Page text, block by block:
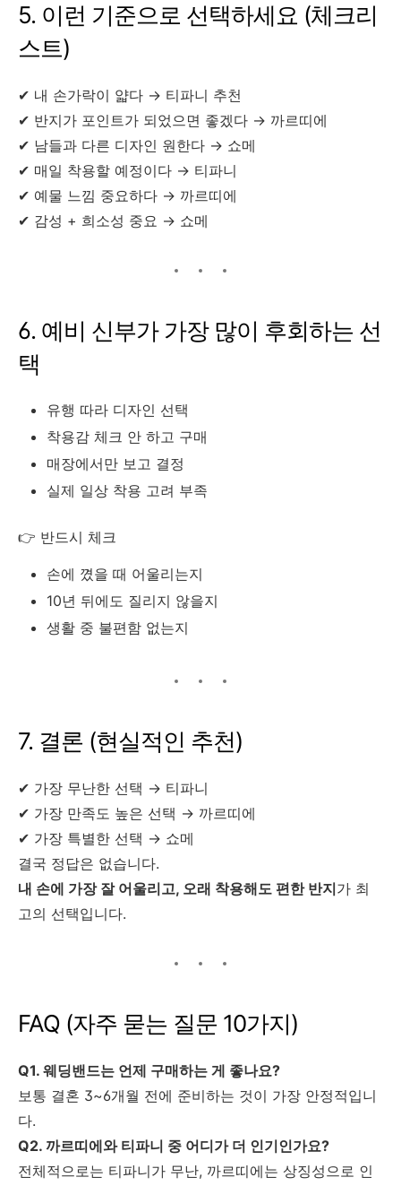
5. 이런 기준으로 선택하세요 (체크리
스트)
✔ 내 손가락이 얇다 → 티파니 추천
✔ 반지가 포인트가 되었으면 좋겠다 → 까르띠에
✔ 남들과 다른 디자인 원한다 → 쇼메
✔ 매일 착용할 예정이다 → 티파니
✔ 예물 느낌 중요하다 → 까르띠에
✔ 감성 + 희소성 중요 → 쇼메
6. 예비 신부가 가장 많이 후회하는 선
택
유행 따라 디자인 선택
착용감 체크 안 하고 구매
매장에서만 보고 결정
실제 일상 착용 고려 부족
👉 반드시 체크
손에 꼈을 때 어울리는지
10년 뒤에도 질리지 않을지
생활 중 불편함 없는지
7. 결론 (현실적인 추천)
✔ 가장 무난한 선택 → 티파니
✔ 가장 만족도 높은 선택 → 까르띠에
✔ 가장 특별한 선택 → 쇼메
결국 정답은 없습니다.
내 손에 가장 잘 어울리고, 오래 착용해도 편한 반지가 최
고의 선택입니다.
FAQ (자주 묻는 질문 10가지)
Q1. 웨딩밴드는 언제 구매하는 게 좋나요?
보통 결혼 3~6개월 전에 준비하는 것이 가장 안정적입니
다.
Q2. 까르띠에와 티파니 중 어디가 더 인기인가요?
전체적으로는 티파니가 무난, 까르띠에는 상징성으로 인